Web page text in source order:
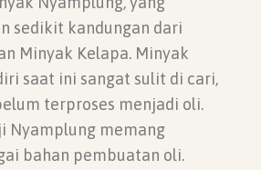
sedikit kandungan dari
Minyak Kelapa. Minyak
saat ini sangat sulit di cari,
terproses menjadi oli.
Nyamplung memang
bahan pembuatan oli.